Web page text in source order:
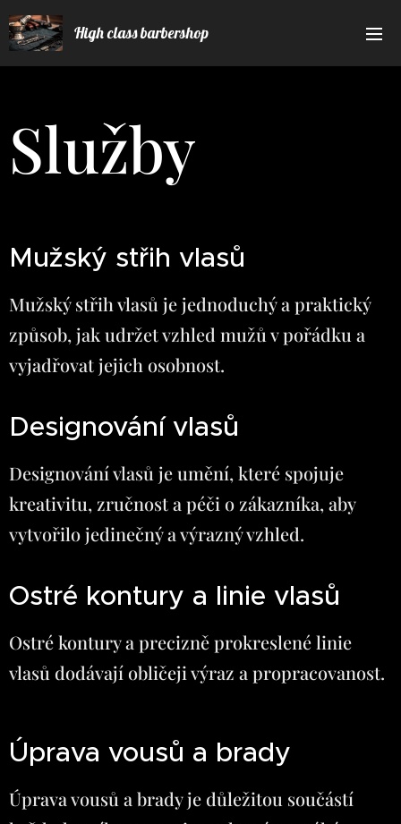
High class barbershop
Služby
Mužský střih vlasů
Mužský střih vlasů je jednoduchý a praktický
způsob, jak udržet vzhled mužů v pořádku a
vyjadřovat jejich osobnost.
Designování vlasů
Designování vlasů je umění, které spojuje
kreativitu, zručnost a péči o zákazníka, aby
vytvořilo jedinečný a výrazný vzhled.
Ostré kontury a linie vlasů
Ostré kontury a precizně prokreslené linie
vlasů dodávají obličeji výraz a propracovanost.
Úprava vousů a brady
Úprava vousů a brady je důležitou součástí